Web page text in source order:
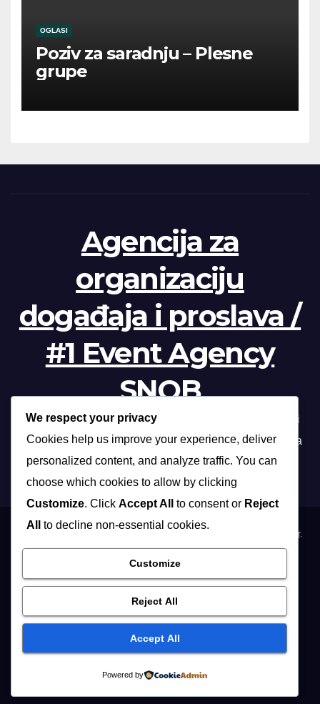
OGLASI
Poziv za saradnju – Plesne
grupe
Agencija za
organizaciju
događaja i proslava /
#1 Event Agency
SNOB
Profesionalna organizacija događanja /// Beograd, Novi
Sad, Niš, Kopaonik, Zlatibor, Vrnjačka banja, Sokobanja
Themeansar.
Organizacija poslovnih događaja
Organizacija privatnih proslava
Muzičari i dj-evi Hostese Fotografisanje
REFERENCE / KLIJENTI KONTAKT / IMPRESSUM English
Foto Studio EXPO 2027 Vesti
We respect your privacy
Cookies help us improve your experience, deliver
personalized content, and analyze traffic. You can
choose which cookies to allow by clicking
Customize. Click Accept All to consent or Reject
All
to decline non-essential cookies.
Customize
Reject All
Accept All
Powered by